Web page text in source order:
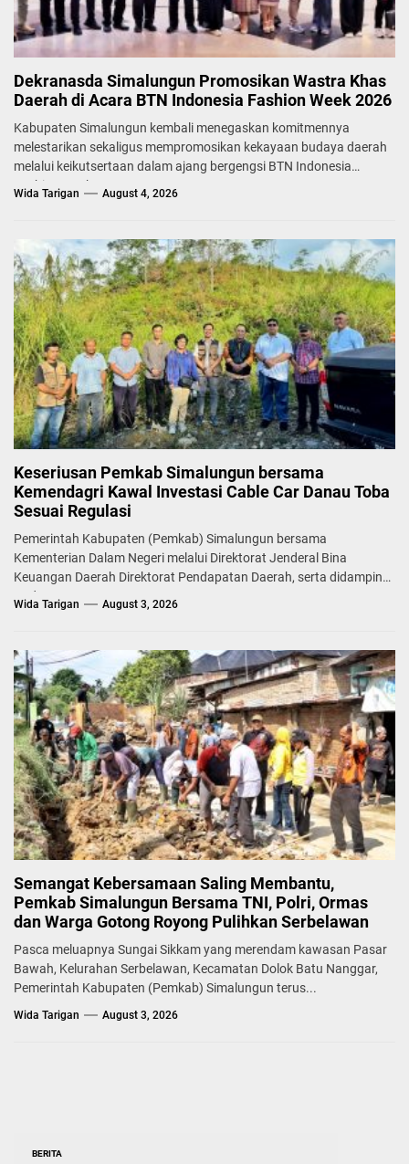
Dekranasda Simalungun Promosikan Wastra Khas
Daerah di Acara BTN Indonesia Fashion Week 2026
Kabupaten Simalungun kembali menegaskan komitmennya
melestarikan sekaligus mempromosikan kekayaan budaya daerah
melalui keikutsertaan dalam ajang bergengsi BTN Indonesia
Fashion Week...
Wida Tarigan August 4, 2026
Keseriusan Pemkab Simalungun bersama
Kemendagri Kawal Investasi Cable Car Danau Toba
Sesuai Regulasi
Pemerintah Kabupaten (Pemkab) Simalungun bersama
Kementerian Dalam Negeri melalui Direktorat Jenderal Bina
Keuangan Daerah Direktorat Pendapatan Daerah, serta didampingi
Badan...
Wida Tarigan August 3, 2026
Semangat Kebersamaan Saling Membantu,
Pemkab Simalungun Bersama TNI, Polri, Ormas
dan Warga Gotong Royong Pulihkan Serbelawan
Pasca meluapnya Sungai Sikkam yang merendam kawasan Pasar
Bawah, Kelurahan Serbelawan, Kecamatan Dolok Batu Nanggar,
Pemerintah Kabupaten (Pemkab) Simalungun terus...
Wida Tarigan August 3, 2026
BERITA